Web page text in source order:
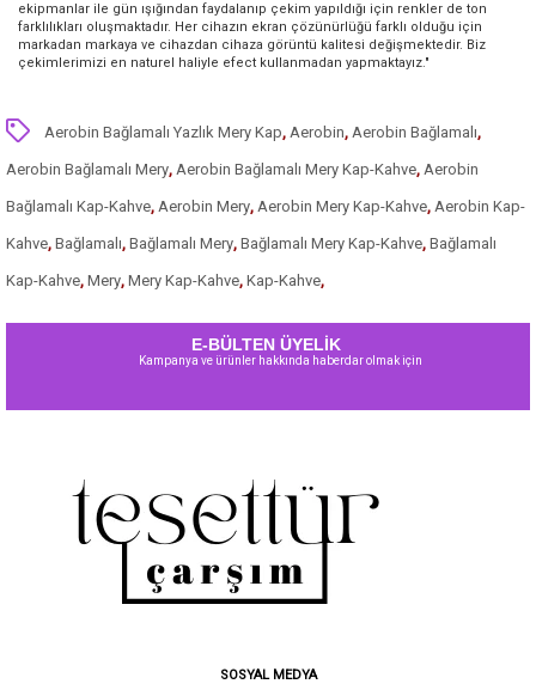
ekipmanlar ile gün ışığından faydalanıp çekim yapıldığı için renkler de ton
farklılıkları oluşmaktadır. Her cihazın ekran çözünürlüğü farklı olduğu için
markadan markaya ve cihazdan cihaza görüntü kalitesi değişmektedir. Biz
çekimlerimizi en naturel haliyle efect kullanmadan yapmaktayız."
Aerobin Bağlamalı Yazlık Mery Kap, Aerobin, Aerobin Bağlamalı,
Aerobin Bağlamalı Mery, Aerobin Bağlamalı Mery Kap-Kahve, Aerobin
Bağlamalı Kap-Kahve, Aerobin Mery, Aerobin Mery Kap-Kahve, Aerobin Kap-
Kahve, Bağlamalı, Bağlamalı Mery, Bağlamalı Mery Kap-Kahve, Bağlamalı
Kap-Kahve, Mery, Mery Kap-Kahve, Kap-Kahve,
E-BÜLTEN ÜYELİK
Kampanya ve ürünler hakkında haberdar olmak için
SOSYAL MEDYA